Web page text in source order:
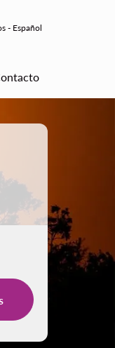
- Español